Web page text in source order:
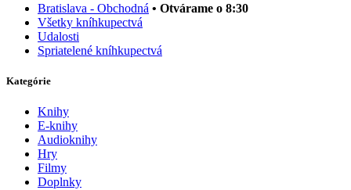
Bratislava - Obchodná • Otvárame o 8:30
Všetky kníhkupectvá
Udalosti
Spriatelené kníhkupectvá
Kategórie
Knihy
E-knihy
Audioknihy
Hry
Filmy
Doplnky